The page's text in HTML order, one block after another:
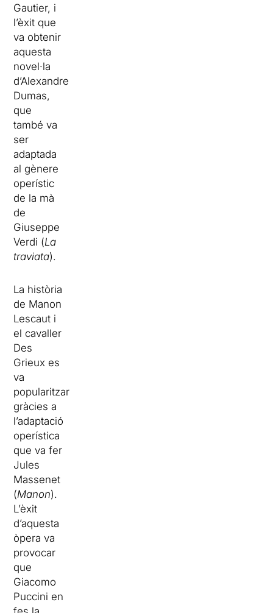
Gautier, i
l’èxit que
va obtenir
aquesta
novel·la
d’Alexandre
Dumas,
que
també va
ser
adaptada
al gènere
operístic
de la mà
de
Giuseppe
Verdi (La
traviata).
La història
de Manon
Lescaut i
el cavaller
Des
Grieux es
va
popularitzar
gràcies a
l’adaptació
operística
que va fer
Jules
Massenet
(Manon).
L’èxit
d’aquesta
òpera va
provocar
que
Giacomo
Puccini en